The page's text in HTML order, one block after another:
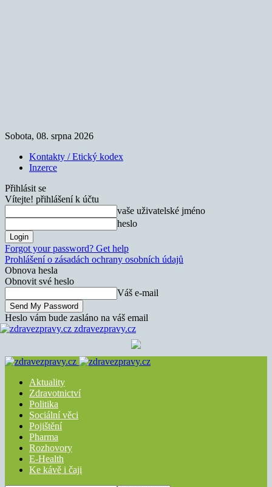
Sobota, 08. srpna 2026
Kontakty / Etický kodex
Inzerce
Přihlásit se
Vítejte! přihlášení k účtu
vaše uživatelské jméno
heslo
Forgot your password? Get help
Prohlášení o zásadách ochrany osobních údajů
Obnova hesla
Obnovit své heslo
Váš e-mail
Heslo vám bude zasláno na váš email
zdravezpravy.cz
Aktuality
Zdravotnictví
Politika
Sociální věci
Pojištění
Pharma
Rozhovory
E-Health
Ke kávě i čaji